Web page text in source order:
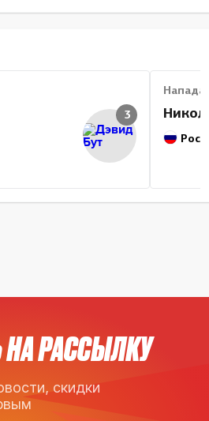
3
РАССЫЛКУ
скидки